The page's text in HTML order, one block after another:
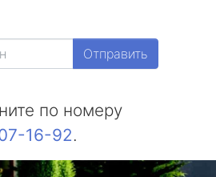
Отправить
по номеру
16-92.